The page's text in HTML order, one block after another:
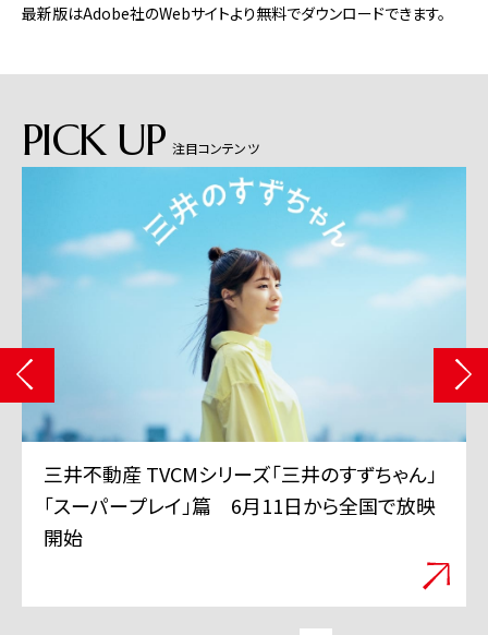
最新版はAdobe社のWebサイトより無料でダウンロードできます。
PICK UP 注目コンテンツ
三井不動産 TVCMシリーズ「三井のすずちゃん」
「スーパープレイ」篇 6月11日から全国で放映
開始